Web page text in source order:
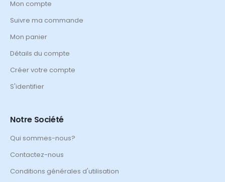
Mon compte
Suivre ma commande
Mon panier
Détails du compte
Créer votre compte
S'identifier
Notre Société
Qui sommes-nous?
Contactez-nous
Conditions générales d'utilisation